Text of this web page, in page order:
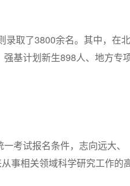
录取了3800余名。其中，在北
基计划新生898人、地方专
考试报名条件，志向远大、
事相关领域科学研究工作的